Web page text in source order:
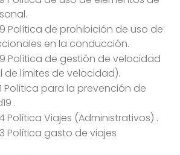
SOLUCIONES PARA TI
CONTACTO
TRABAJA CON NOSOTROS
Política de prohibición de uso de
en la conducción.
Política de gestión de velocidad
límites de velocidad).
Política para la prevención de
.
Política Viajes (Administrativos) .
Política gasto de viajes